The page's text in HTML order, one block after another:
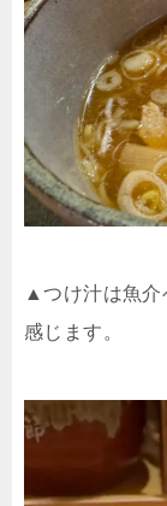
▲つけ汁は魚介
感じます。